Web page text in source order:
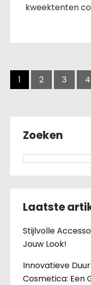
kweektenten
Berichten
navigatie
1 2 3 4
Zoeken
Laatste
Stijlvolle
Jouw Look!
Innovatieve
Cosmetica: Een